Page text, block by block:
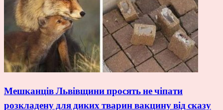
Мешканців Львівщини просять не чіпати
розкладену для диких тварин вакцину від сказу